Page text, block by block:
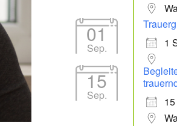
01
Sep.
1
15
Sep.